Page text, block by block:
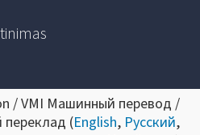
/ VMI Машинный перевод /
(English, Русский,